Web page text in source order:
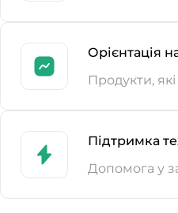
Орієнтація
Продукти,
Підтримка
Допомога у